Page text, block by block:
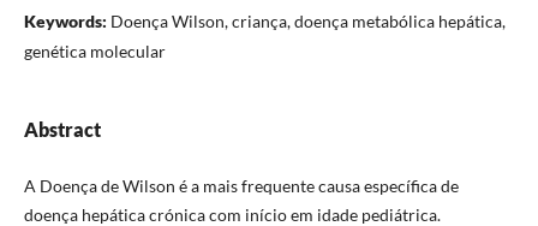
Keywords: Doença Wilson, criança, doença metabólica hepática,
genética molecular
Abstract
A Doença de Wilson é a mais frequente causa específica de
doença hepática crónica com início em idade pediátrica.